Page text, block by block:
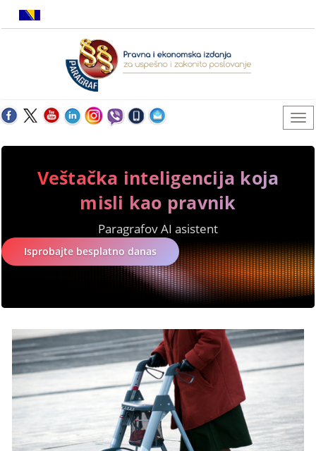
Veštačka inteligencija koja
misli kao pravnik
Paragrafov AI asistent
Isprobajte besplatno danas